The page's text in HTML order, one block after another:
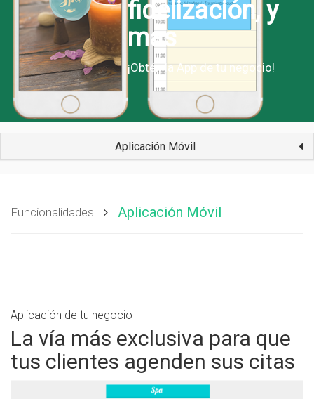
fidelización, y
más
¡Obtén la App de tu negocio!
Aplicación Móvil
Funcionalidades Aplicación Móvil
Aplicación de tu negocio
La vía más exclusiva para que
tus clientes agenden sus citas